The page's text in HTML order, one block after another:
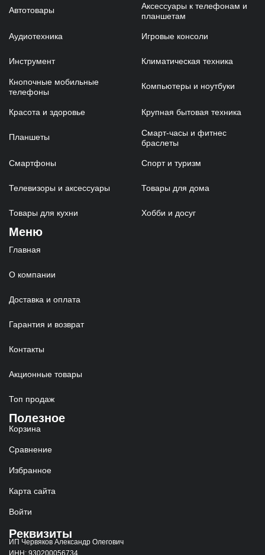
Автотовары
Аксессуары к телефонам и
планшетам
Аудиотехника Игровые консоли
Инструмент Климатическая техника
Кнопочные мобильные
телефоны
Компьютеры и ноутбуки
Красота и здоровье Крупная бытовая техника
Планшеты
Смарт-часы и фитнес
браслеты
Смартфоны Спорт и туризм
Телевизоры и аксессуары Товары для дома
Товары для кухни Хобби и досуг
Меню
Главная
О компании
Доставка и оплата
Гарантия и возврат
Контакты
Акционные товары
Топ продаж
Полезное
Корзина
Сравнение
Избранное
Карта сайта
Войти
Реквизиты
ИП Червяков Александр Олегович
ИНН: 930200056734